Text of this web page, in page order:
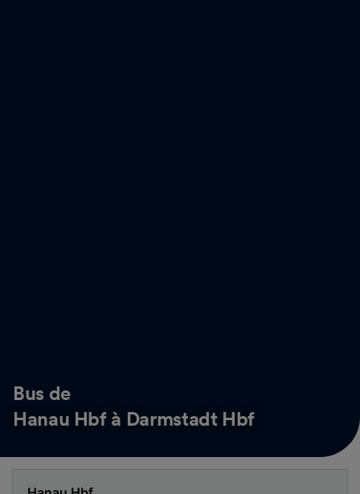
Bus de
Hanau Hbf à Darmstadt Hbf